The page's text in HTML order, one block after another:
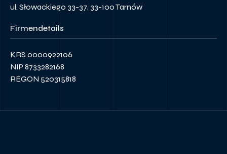
ul. Słowackiego 33-37, 33-100 Tarnów
Firmendetails
KRS 0000922106
NIP 8733282168
REGON 520315818